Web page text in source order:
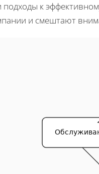
подходы к
и смештают